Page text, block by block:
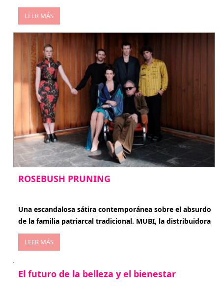
LEER MÁS
ROSEBUSH PRUNING
Una escandalosa sátira contemporánea sobre el absurdo
de la familia patriarcal tradicional. MUBI, la distribuidora
LEER MÁS
El futuro de la belleza y el bienestar